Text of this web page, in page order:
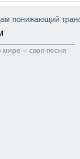
понижающий
мире – своя песня